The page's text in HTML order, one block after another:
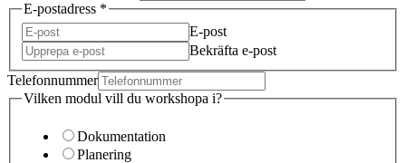
E-postadress *
E-post
Bekräfta e-post
Telefonnummer
Vilken modul vill du workshopa i?
Dokumentation
Planering